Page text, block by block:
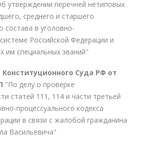
утверждении перечней нетиповых
среднего и старшего
состава в уголовно-
Российской Федерации и
им специальных званий"
Суда РФ от
"По делу о проверке
статей 111, 114 и части третьей
процессуального кодекса
в связи с жалобой гражданина
Васильевича"